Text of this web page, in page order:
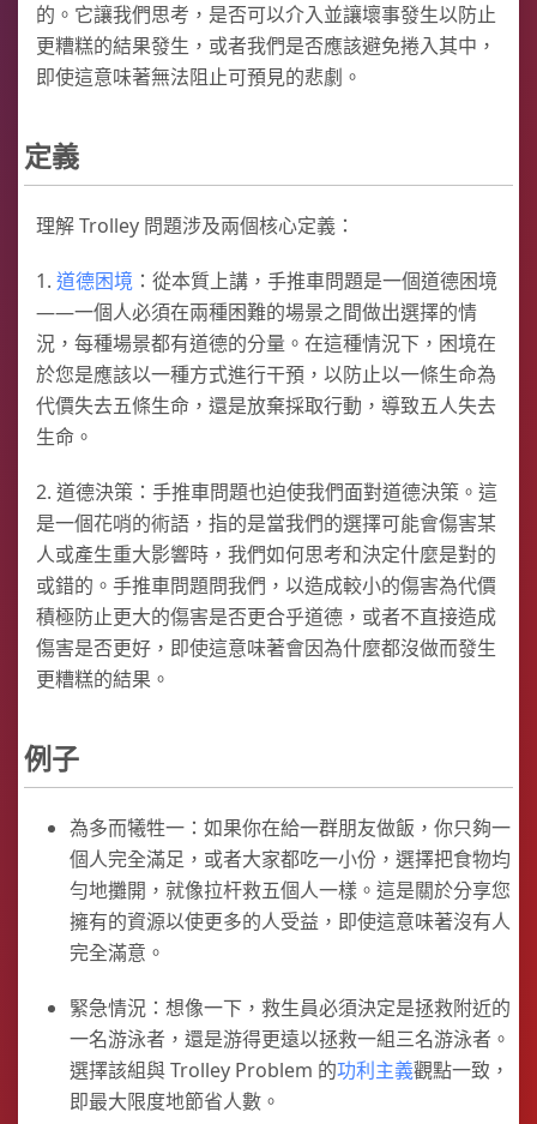
的。它讓我們思考，是否可以介入並讓壞事發生以防止
更糟糕的結果發生，或者我們是否應該避免捲入其中，
即使這意味著無法阻止可預見的悲劇。
定義
理解 Trolley 問題涉及兩個核心定義：
1. 道德困境 ：從本質上講，手推車問題是一個道德困境
——一個人必須在兩種困難的場景之間做出選擇的情
況，每種場景都有道德的分量。在這種情況下，困境在
於您是應該以一種方式進行干預，以防止以一條生命為
代價失去五條生命，還是放棄採取行動，導致五人失去
生命。
2. 道德決策：手推車問題也迫使我們面對道德決策。這
是一個花哨的術語，指的是當我們的選擇可能會傷害某
人或產生重大影響時，我們如何思考和決定什麼是對的
或錯的。手推車問題問我們，以造成較小的傷害為代價
積極防止更大的傷害是否更合乎道德，或者不直接造成
傷害是否更好，即使這意味著會因為什麼都沒做而發生
更糟糕的結果。
例子
為多而犧牲一：如果你在給一群朋友做飯，你只夠一
個人完全滿足，或者大家都吃一小份，選擇把食物均
勻地攤開，就像拉杆救五個人一樣。這是關於分享您
擁有的資源以使更多的人受益，即使這意味著沒有人
完全滿意。
緊急情況：想像一下，救生員必須決定是拯救附近的
一名游泳者，還是游得更遠以拯救一組三名游泳者。
選擇該組與 Trolley Problem 的功利主義觀點一致，
即最大限度地節省人數。